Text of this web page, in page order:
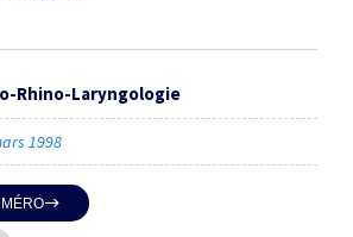
RECHERCHER
Rhino-Laryngologie
1998